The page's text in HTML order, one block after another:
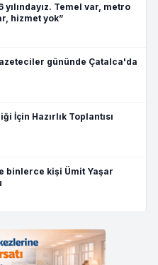
yılındayız. Temel var, metro
hizmet yok”
gününde Çatalca'da
İçin Hazırlık Toplantısı
binlerce kişi Ümit Yaşar